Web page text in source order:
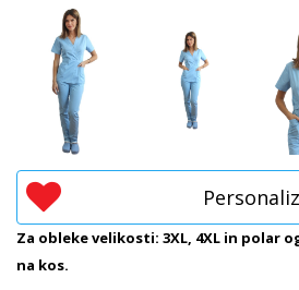
Za obleke velikosti: 3XL, 4XL in polar
na kos.